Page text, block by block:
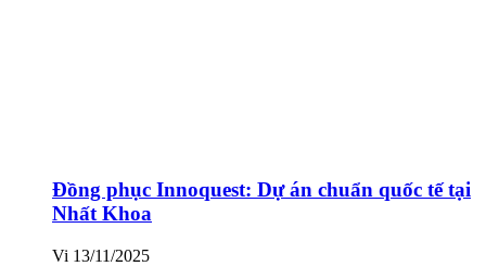
Đồng phục Innoquest: Dự án chuẩn quốc tế tại
Nhất Khoa
Vi 13/11/2025